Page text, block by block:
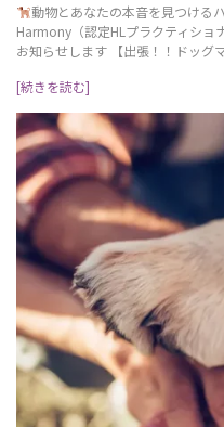
️動物とあなたの本音を見つけ
Harmony（認定HLプラクティショ
お知らせします 【出張！！ドッ
[続きを読む]